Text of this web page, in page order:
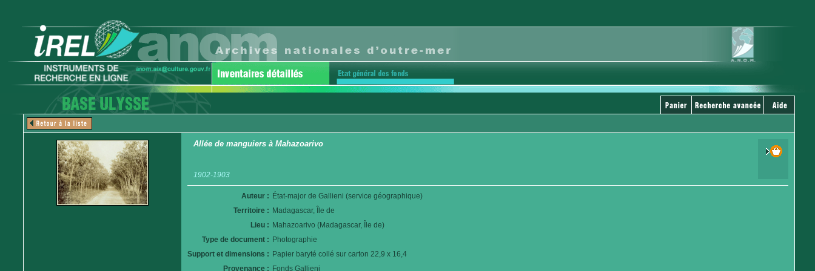
Allée de manguiers à Mahazoarivo
1902-1903
Auteur : État-major de Gallieni (service géographique)
Territoire : Madagascar, Île de
Lieu : Mahazoarivo (Madagascar, Île de)
Type de document : Photographie
Support et dimensions : Papier baryté collé sur carton 22,9 x 16,4
Provenance : Fonds Gallieni